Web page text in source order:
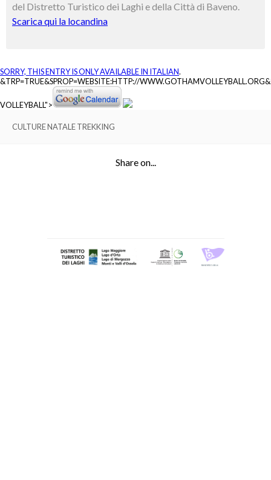
del Distretto Turistico dei Laghi e della Città di Baveno.
Scarica qui la locandina
SORRY, THIS ENTRY IS ONLY AVAILABLE IN ITALIAN.
&TRP=TRUE&SPROP=WEBSITE:HTTP://
VOLLEYBALL">
CULTURE NATALE TREKKING
Share on...